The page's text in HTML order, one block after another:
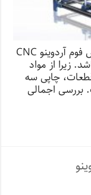
در این آموزش با نحوه ساخت دستگاه برش فوم آردوینو CNC
زیرا از مواد
چاپی سه
بررسی اجمالی